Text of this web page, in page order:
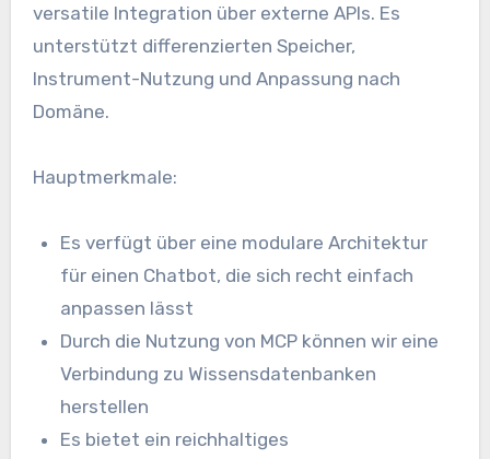
versatile Integration über externe APIs. Es
unterstützt differenzierten Speicher,
Instrument-Nutzung und Anpassung nach
Domäne.
Hauptmerkmale:
Es verfügt über eine modulare Architektur
für einen Chatbot, die sich recht einfach
anpassen lässt
Durch die Nutzung von MCP können wir eine
Verbindung zu Wissensdatenbanken
herstellen
Es bietet ein reichhaltiges